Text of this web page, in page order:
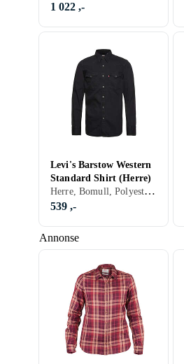
Annonse
1 022 ,-
Levi's Barstow Western
Standard Shirt (Herre)
Herre, Bomull, Polyester, Elastan/Spandex/Lycra, Flanell, Denim, Cord, Chambray, Sort, Hvit, Grå, Brun, Blå, Rød, Oransje, Grønn, Beige, Khaki
539 ,-